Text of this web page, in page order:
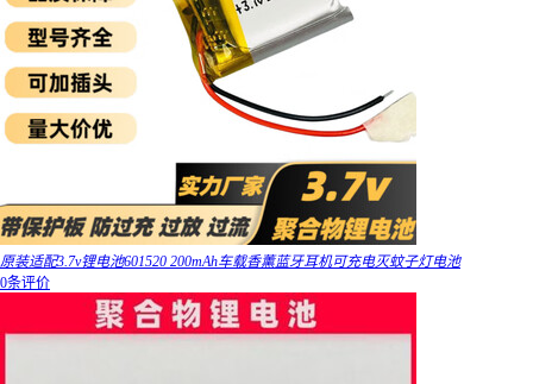
原装适配3.7v锂电池601520 200mAh车载香薰蓝牙耳机可充电灭蚊子灯电池
0条评价